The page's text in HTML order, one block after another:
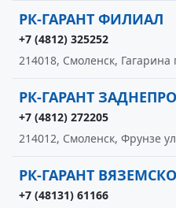
РК-ГАРАНТ ФИЛИАЛ
+7 (4812) 325252
214018, Смоленск, Гагарина
РК-ГАРАНТ
+7 (4812) 272205
214012, Смоленск, Фрунзе
РК-ГАРАНТ
+7 (48131) 61166